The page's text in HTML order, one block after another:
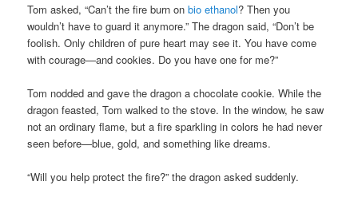
Tom asked, “Can’t the fire burn onbio ethanol? Then you
wouldn’t have to guard it anymore.” The dragon said, “Don’t be
foolish. Only children of pure heart may see it. You have come
with courage—and cookies. Do you have one for me?”
Tom nodded and gave the dragon a chocolate cookie. While the
dragon feasted, Tom walked to the stove. In the window, he saw
not an ordinary flame, but a fire sparkling in colors he had never
seen before—blue, gold, and something like dreams.
“Will you help protect the fire?” the dragon asked suddenly.